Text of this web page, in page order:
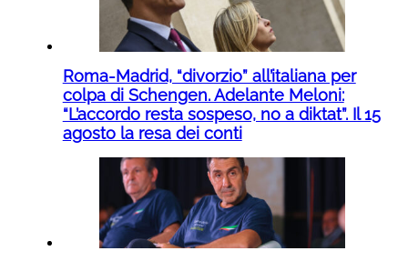
Roma-Madrid, “divorzio” all’italiana per
colpa di Schengen. Adelante Meloni:
“L’accordo resta sospeso, no a diktat”. Il 15
agosto la resa dei conti